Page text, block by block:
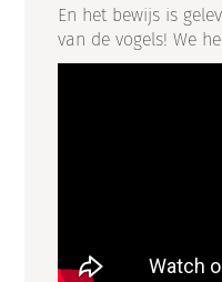
En het bewijs is
van de vogels! We